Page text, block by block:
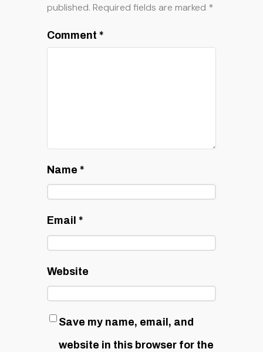
published. Required fields are marked *
Comment *
Name *
Email *
Website
Save my name, email, and
website in this browser for the